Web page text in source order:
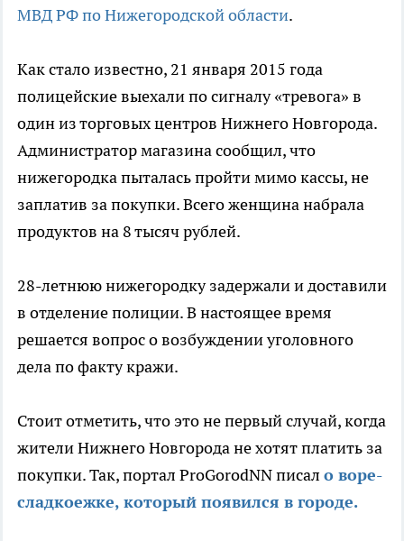
МВД РФ по Нижегородской области.
Как стало известно, 21 января 2015 года
полицейские выехали по сигналу «тревога» в
один из торговых центров Нижнего Новгорода.
Администратор магазина сообщил, что
нижегородка пыталась пройти мимо кассы, не
заплатив за покупки. Всего женщина набрала
продуктов на 8 тысяч рублей.
28-летнюю нижегородку задержали и доставили
в отделение полиции. В настоящее время
решается вопрос о возбуждении уголовного
дела по факту кражи.
Стоит отметить, что это не первый случай, когда
жители Нижнего Новгорода не хотят платить за
покупки. Так, портал ProGorodNN писал о воре-
сладкоежке, который появился в городе.